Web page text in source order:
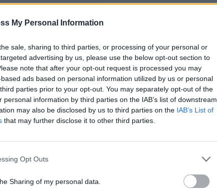
My Personal Information
sale, sharing to third parties, or processing of your personal or
advertising by us, please use the below opt-out section to
note that after your opt-out request is processed you may
ads based on personal information utilized by us or personal
parties prior to your opt-out. You may separately opt-out of the
information by third parties on the IAB’s list of downstream
may also be disclosed by us to third parties on the IAB’s List of
that may further disclose it to other third parties.
Opt Outs
Sharing of my personal data.
voimin